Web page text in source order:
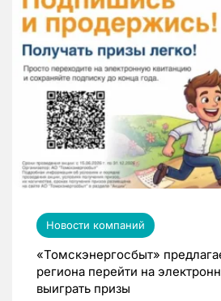
Новости компаний
«Томскэнергосбыт»
региона перейти на
выиграть призы